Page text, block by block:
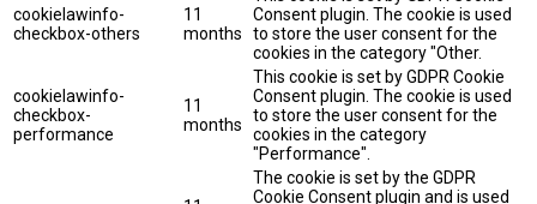
cookielawinfo-
checkbox-others
11
months
Consent plugin. The cookie is used
to store the user consent for the
cookies in the category "Other.
cookielawinfo-
checkbox-
performance
11
months
This cookie is set by GDPR Cookie
Consent plugin. The cookie is used
to store the user consent for the
cookies in the category
"Performance".
The cookie is set by the GDPR
Cookie Consent plugin and is used